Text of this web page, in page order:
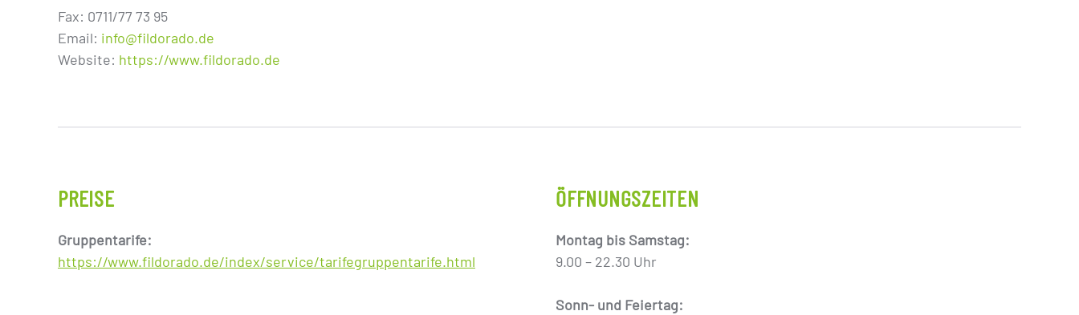
Fax: 0711/77 73 95
Email: info@fildorado.de
Website: https://www.fildorado.de
PREISE
Gruppentarife:
https://www.fildorado.de/index/service/tarifegruppentarife.html
ÖFFNUNGSZEITEN
Montag bis Samstag:
9.00 – 22.30 Uhr
Sonn- und Feiertag: